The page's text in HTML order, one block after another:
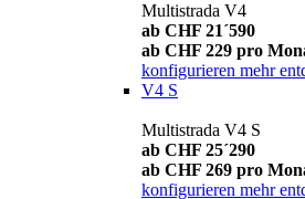
Multistrada V4
ab CHF 21´590
ab CHF 229 pro
konfigurieren mehr
V4 S
Multistrada V4 S
ab CHF 25´290
ab CHF 269 pro
konfigurieren mehr